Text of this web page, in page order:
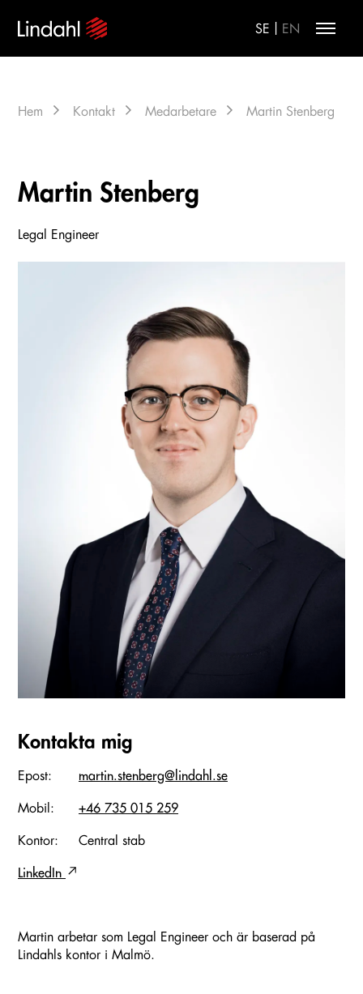
SE EN
Hem Kontakt Medarbetare Martin Stenberg
Martin Stenberg
Legal Engineer
Kontakta mig
Epost: martin.stenberg@lindahl.se
Mobil: +46 735 015 259
Kontor: Central stab
LinkedIn
Martin arbetar som Legal Engineer och är baserad på
Lindahls kontor i Malmö.